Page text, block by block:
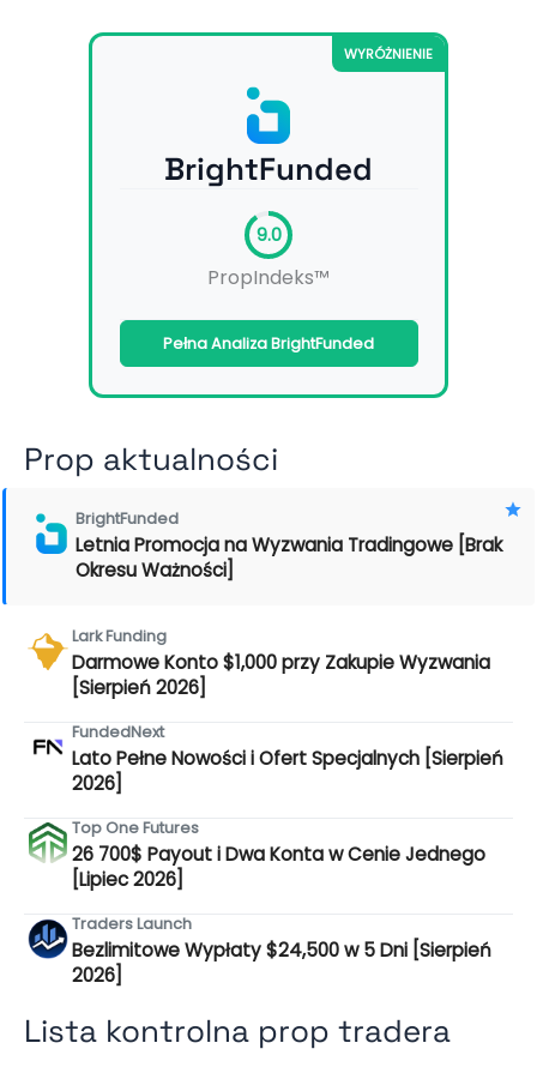
WYRÓŻNIENIE
BrightFunded
9.0
PropIndeks™
Pełna Analiza BrightFunded
Prop aktualności
BrightFunded
Letnia Promocja na Wyzwania Tradingowe [Brak
Okresu Ważności]
Lark Funding
Darmowe Konto $1,000 przy Zakupie Wyzwania
[Sierpień 2026]
FundedNext
Lato Pełne Nowości i Ofert Specjalnych [Sierpień
2026]
Top One Futures
26 700$ Payout i Dwa Konta w Cenie Jednego
[Lipiec 2026]
Traders Launch
Bezlimitowe Wypłaty $24,500 w 5 Dni [Sierpień
2026]
Lista kontrolna prop tradera